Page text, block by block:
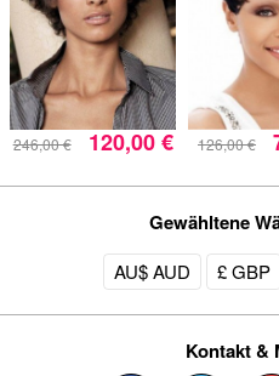
246,00 € 120,00 € 126,00 €
Gewähltene
AU$ AUD £ GBP
Kontakt &